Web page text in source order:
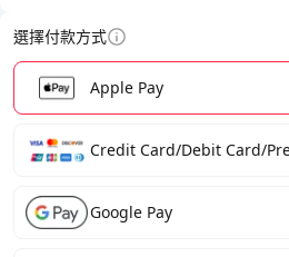
選擇付款方式
Apple Pay
Credit Card/Debit Card/
Google Pay